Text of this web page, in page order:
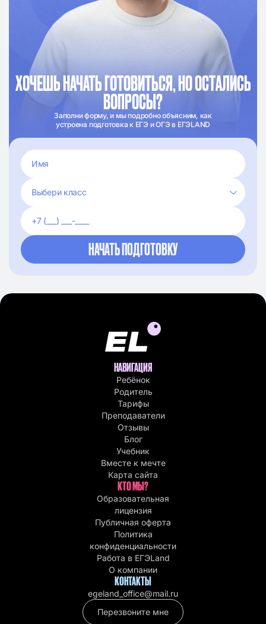
ХОЧЕШЬ НАЧАТЬ ГОТОВИТЬСЯ, НО ОСТАЛИСЬ
ВОПРОСЫ?
Заполни форму, и мы подробно объясним, как
устроена подготовка к ЕГЭ и ОГЭ в ЕГЭLAND
НАВИГАЦИЯ
Ребёнок
Родитель
Тарифы
Преподаватели
Отзывы
Блог
Учебник
Вместе к мечте
Карта сайта
КТО МЫ?
Образовательная
лицензия
Публичная оферта
Политика
конфиденциальности
Работа в EГЭLand
О компании
КОНТАКТЫ
egeland_office@mail.ru
Перезвоните мне